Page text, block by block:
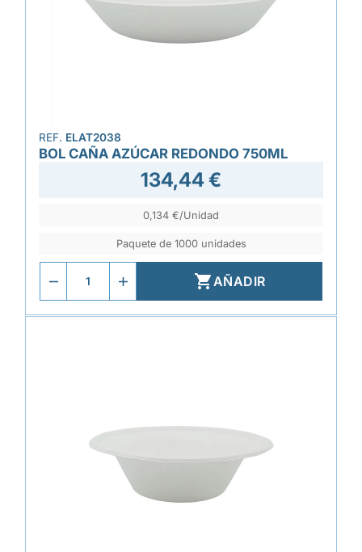
REF. ELAT2038
BOL CAÑA AZÚCAR REDONDO 750ML
134,44 €
0,134 €/Unidad
Paquete de 1000 unidades
AÑADIR